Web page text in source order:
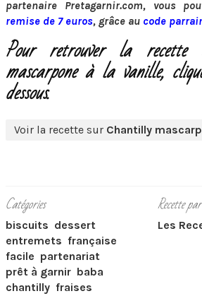
partenaire Pretagarnir.com, vous
remise de 7 euros, grâce au code
Pour retrouver la
mascarpone à la vanille,
dessous.
Voir la recette sur Chantilly
Catégories
biscuits dessert
entremets française
facile partenariat
prêt à garnir baba
chantilly fraises
Recette par
Les